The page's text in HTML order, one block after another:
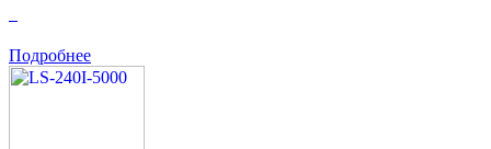
Подробнее